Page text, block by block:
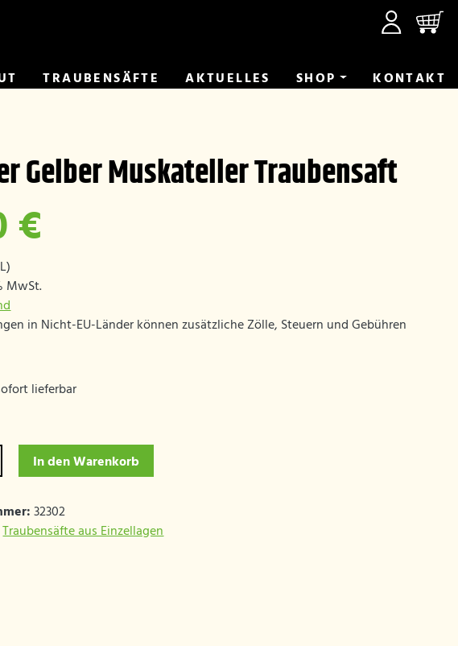
TRAUBENSÄFTE AKTUELLES SHOP KONTAKT
Gelber Muskateller Traubensaft
€
MwSt.
lieferbar
in Nicht-EU-Länder können zusätzliche Zölle, Steuern und Gebühren
In den Warenkorb
32302
Traubensäfte aus Einzellagen